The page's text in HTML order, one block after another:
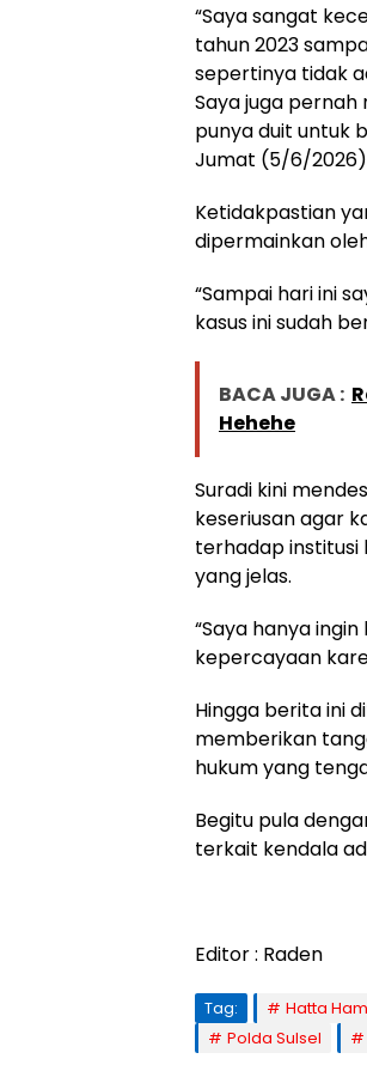
“Saya sangat
tahun 2023
sepertinya tidak
Saya juga
punya duit untuk
Jumat (5/6/
Ketidakpastian
dipermainkan
“Sampai hari ini
kasus ini sudah
BACA JUGA :
Hehehe
Suradi kini
keseriusan agar
terhadap institusi
yang jelas.
“Saya hanya
kepercayaan
Hingga berita ini
memberikan
hukum yang
Begitu pula
terkait kendala
Editor : Raden
Tag: Hatta
Polda Sulsel